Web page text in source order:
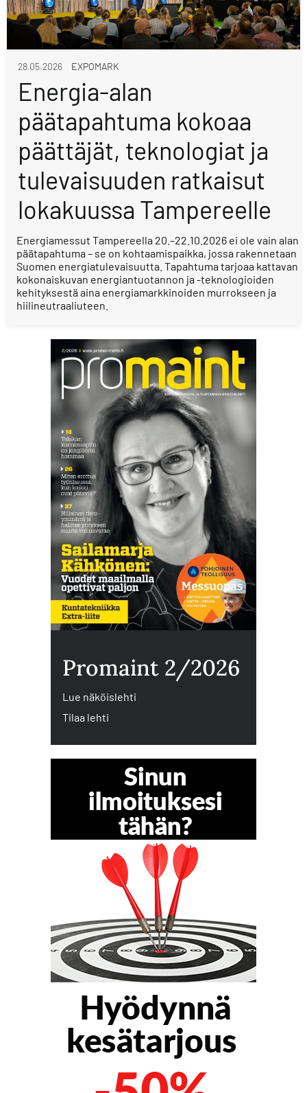
28.05.2026 EXPOMARK
Energia-alan
päätapahtuma kokoaa
päättäjät, teknologiat ja
tulevaisuuden ratkaisut
lokakuussa Tampereelle
Energiamessut Tampereella 20.–22.10.2026 ei ole vain alan
päätapahtuma – se on kohtaamispaikka, jossa rakennetaan
Suomen energiatulevaisuutta. Tapahtuma tarjoaa kattavan
kokonaiskuvan energiantuotannon ja -teknologioiden
kehityksestä aina energiamarkkinoiden murrokseen ja
hiilineutraaliuteen.
Promaint 2/2026
Lue näköislehti
Tilaa lehti